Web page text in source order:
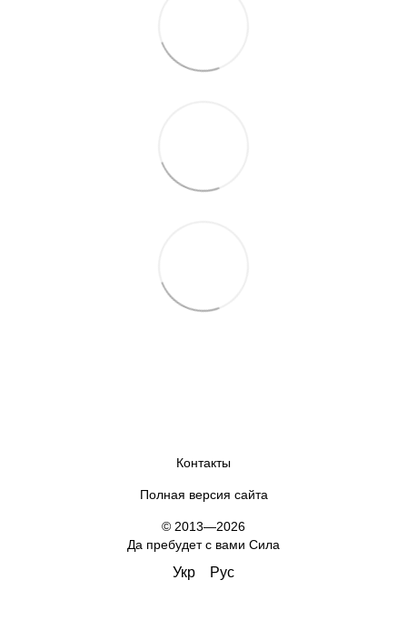
Контакты
Полная версия сайта
© 2013—2026
Да пребудет с вами Сила
Укр Рус